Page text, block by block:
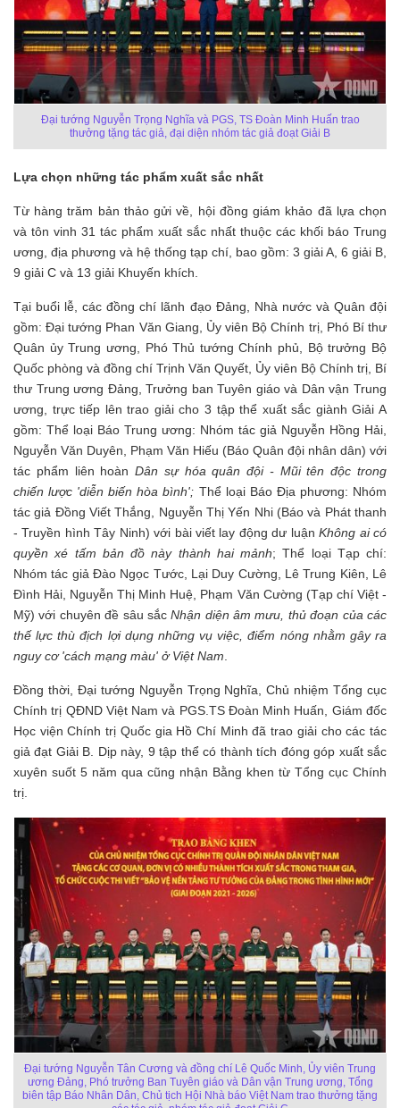
Đại tướng Nguyễn Trọng Nghĩa và PGS, TS Đoàn Minh Huấn trao
thưởng tặng tác giả, đại diện nhóm tác giả đoạt Giải B
Lựa chọn những tác phẩm xuất sắc nhất
Từ hàng trăm bản thảo gửi về, hội đồng giám khảo đã lựa chọn
và tôn vinh 31 tác phẩm xuất sắc nhất thuộc các khối báo Trung
ương, địa phương và hệ thống tạp chí, bao gồm: 3 giải A, 6 giải B,
9 giải C và 13 giải Khuyến khích.
Tại buổi lễ, các đồng chí lãnh đạo Đảng, Nhà nước và Quân đội
gồm: Đại tướng Phan Văn Giang, Ủy viên Bộ Chính trị, Phó Bí thư
Quân ủy Trung ương, Phó Thủ tướng Chính phủ, Bộ trưởng Bộ
Quốc phòng và đồng chí Trịnh Văn Quyết, Ủy viên Bộ Chính trị, Bí
thư Trung ương Đảng, Trưởng ban Tuyên giáo và Dân vận Trung
ương, trực tiếp lên trao giải cho 3 tập thể xuất sắc giành Giải A
gồm: Thể loại Báo Trung ương: Nhóm tác giả Nguyễn Hồng Hải,
Nguyễn Văn Duyên, Phạm Văn Hiếu (Báo Quân đội nhân dân) với
tác phẩm liên hoànDân sự hóa quân đội - Mũi tên độc trong
chiến lược 'diễn biến hòa bình'; Thể loại Báo Địa phương: Nhóm
tác giả Đồng Viết Thắng, Nguyễn Thị Yến Nhi (Báo và Phát thanh
- Truyền hình Tây Ninh) với bài viết lay động dư luậnKhông ai có
quyền xé tấm bản đồ này thành hai mảnh; Thể loại Tạp chí:
Nhóm tác giả Đào Ngọc Tước, Lại Duy Cường, Lê Trung Kiên, Lê
Đình Hải, Nguyễn Thị Minh Huệ, Phạm Văn Cường (Tạp chí Việt -
Mỹ) với chuyên đề sâu sắcNhận diện âm mưu, thủ đoạn của các
thế lực thù địch lợi dụng những vụ việc, điểm nóng nhằm gây ra
nguy cơ 'cách mạng màu' ở Việt Nam
Đồng thời, Đại tướng Nguyễn Trọng Nghĩa, Chủ nhiệm Tổng cục
Chính trị QĐND Việt Nam và PGS.TS Đoàn Minh Huấn, Giám đốc
Học viện Chính trị Quốc gia Hồ Chí Minh đã trao giải cho các tác
giả đạt Giải B. Dịp này, 9 tập thể có thành tích đóng góp xuất sắc
xuyên suốt 5 năm qua cũng nhận Bằng khen từ Tổng cục Chính
trị.
Đại tướng Nguyễn Tân Cương và đồng chí Lê Quốc Minh, Ủy viên Trung
ương Đảng, Phó trưởng Ban Tuyên giáo và Dân vận Trung ương, Tổng
biên tập Báo Nhân Dân, Chủ tịch Hội Nhà báo Việt Nam trao thưởng tặng